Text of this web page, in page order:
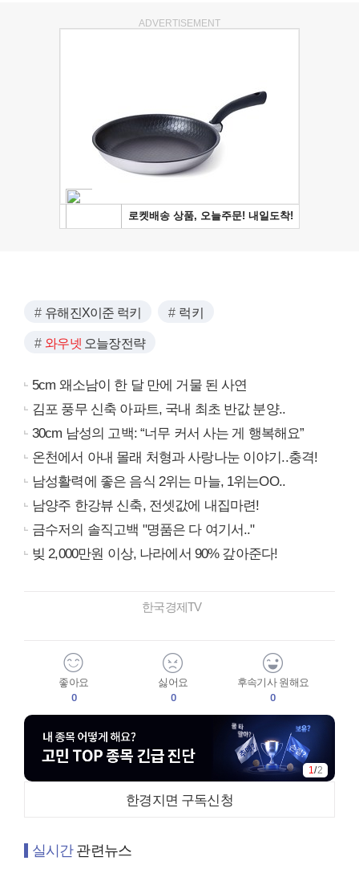
ADVERTISEMENT
유해진X이준 럭키 럭키
와우넷 오늘장전략
5cm 왜소남이 한 달 만에 거물 된 사연
김포 풍무 신축 아파트, 국내 최초 반값 분양..
30cm 남성의 고백: “너무 커서 사는 게 행복해요”
온천에서 아내 몰래 처형과 사랑나눈 이야기..충격!
남성활력에 좋은 음식 2위는 마늘, 1위는OO..
남양주 한강뷰 신축, 전셋값에 내집마련!
금수저의 솔직고백 "명품은 다 여기서.."
빚 2,000만원 이상, 나라에서 90% 갚아준다!
한국경제TV
좋아요
0
싫어요
0
후속기사 원해요
0
1/2
한경지면 구독신청
실시간관련뉴스